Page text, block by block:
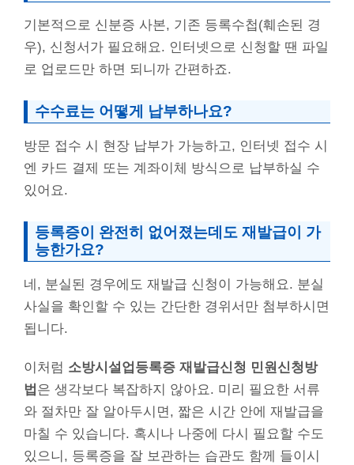
기본적으로 신분증 사본, 기존 등록수첩(훼손된 경
우), 신청서가 필요해요. 인터넷으로 신청할 땐 파일
로 업로드만 하면 되니까 간편하죠.
수수료는 어떻게 납부하나요?
방문 접수 시 현장 납부가 가능하고, 인터넷 접수 시
엔 카드 결제 또는 계좌이체 방식으로 납부하실 수
있어요.
등록증이 완전히 없어졌는데도 재발급이 가
능한가요?
네, 분실된 경우에도 재발급 신청이 가능해요. 분실
사실을 확인할 수 있는 간단한 경위서만 첨부하시면
됩니다.
이처럼 소방시설업등록증 재발급신청 민원신청방
법 은 생각보다 복잡하지 않아요. 미리 필요한 서류
와 절차만 잘 알아두시면, 짧은 시간 안에 재발급을
마칠 수 있습니다. 혹시나 나중에 다시 필요할 수도
있으니, 등록증을 잘 보관하는 습관도 함께 들이시